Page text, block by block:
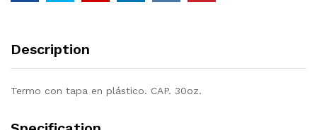
Description
Termo con tapa en plástico. CAP. 30oz.